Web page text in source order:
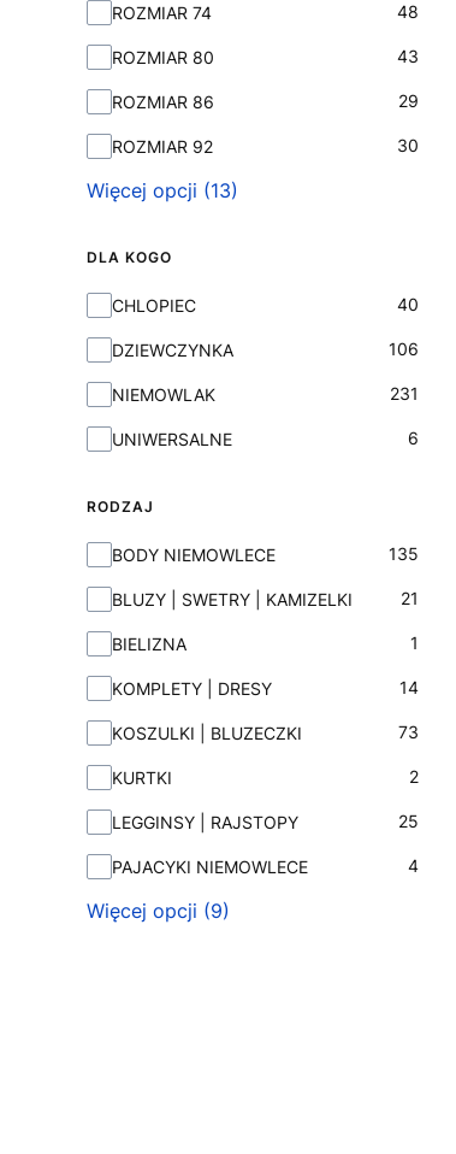
ROZMIAR 74 48
ROZMIAR 80 43
ROZMIAR 86 29
ROZMIAR 92 30
Więcej opcji (13)
DLA KOGO
Dla Kogo
CHLOPIEC 40
DZIEWCZYNKA 106
NIEMOWLAK 231
UNIWERSALNE 6
RODZAJ
Rodzaj
BODY NIEMOWLECE 135
BLUZY | SWETRY | KAMIZELKI 21
BIELIZNA 1
KOMPLETY | DRESY 14
KOSZULKI | BLUZECZKI 73
KURTKI 2
LEGGINSY | RAJSTOPY 25
PAJACYKI NIEMOWLECE 4
Więcej opcji (9)